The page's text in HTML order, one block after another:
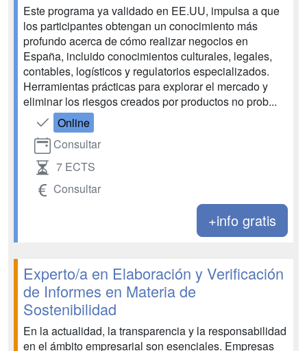
Este programa ya validado en EE.UU, impulsa a que
los participantes obtengan un conocimiento más
profundo acerca de cómo realizar negocios en
España, incluido conocimientos culturales, legales,
contables, logísticos y regulatorios especializados.
Herramientas prácticas para explorar el mercado y
eliminar los riesgos creados por productos no prob...
Online
Consultar
7 ECTS
Consultar
+info gratis
Experto/a en Elaboración y Verificación
de Informes en Materia de
Sostenibilidad
En la actualidad, la transparencia y la responsabilidad
en el ámbito empresarial son esenciales. Empresas